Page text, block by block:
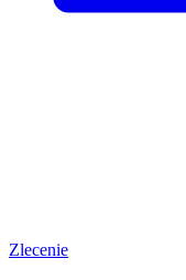
Zlecenie